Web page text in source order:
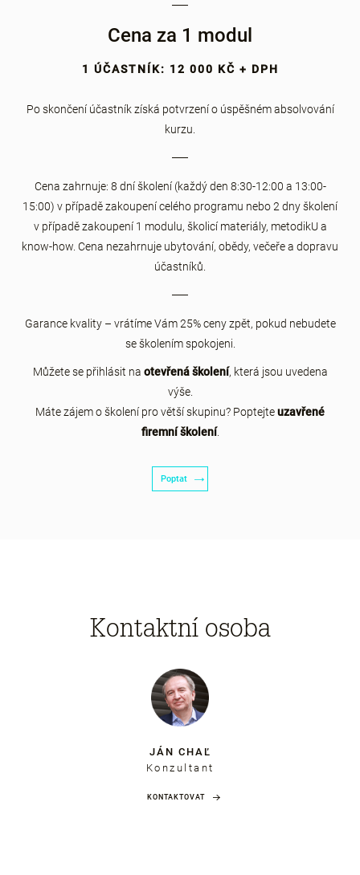
Cena za 1 modul
1 ÚČASTNÍK: 12 000 KČ + DPH
Po skončení účastník získá potvrzení o úspěšném absolvování
kurzu.
Cena zahrnuje: 8 dní školení (každý den 8:30-12:00 a 13:00-
15:00) v případě zakoupení celého programu nebo 2 dny školení
v případě zakoupení 1 modulu, školicí materiály, metodikU a
know-how. Cena nezahrnuje ubytování, obědy, večeře a dopravu
účastníků.
Garance kvality – vrátíme Vám 25% ceny zpět, pokud nebudete
se školením spokojeni.
Můžete se přihlásit na otevřená školení, která jsou uvedena
výše.
Máte zájem o školení pro větší skupinu? Poptejteuzavřené
firemní školení.
Poptat
Kontaktní osoba
JÁN CHAĽ
Konzultant
KONTAKTOVAT